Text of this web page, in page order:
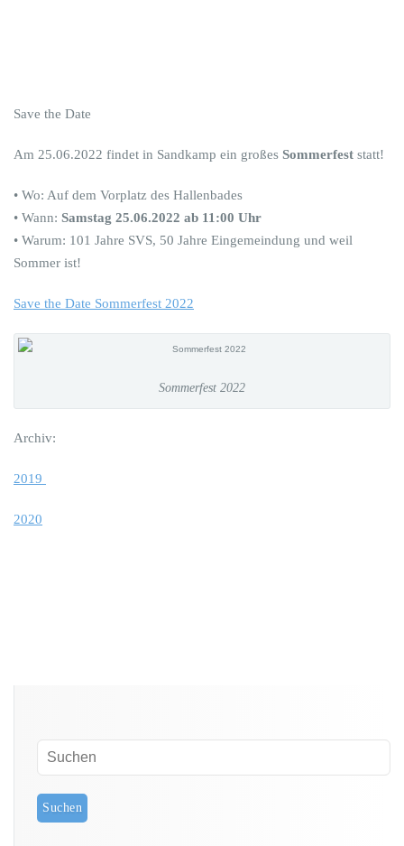
Save the Date
Am 25.06.2022 findet in Sandkamp ein großes Sommerfest statt!
• Wo: Auf dem Vorplatz des Hallenbades
• Wann: Samstag 25.06.2022 ab 11:00 Uhr
• Warum: 101 Jahre SVS, 50 Jahre Eingemeindung und weil
Sommer ist!
Save the Date Sommerfest 2022
Sommerfest 2022
Archiv:
2019
2020